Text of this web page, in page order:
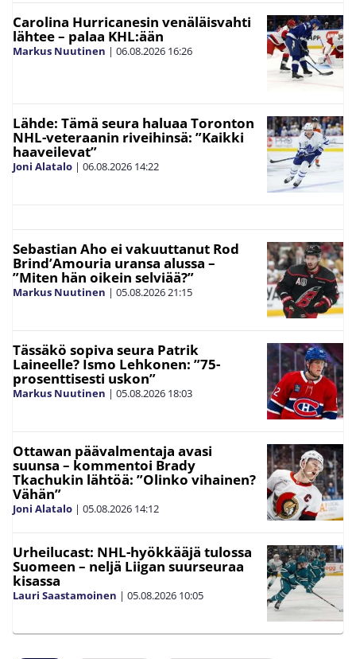
Carolina Hurricanesin venäläisvahti
lähtee – palaa KHL:ään
Markus Nuutinen | 06.08.2026 16:26
Lähde: Tämä seura haluaa Toronton
NHL-veteraanin riveihinsä: ”Kaikki
haaveilevat”
Joni Alatalo | 06.08.2026 14:22
Sebastian Aho ei vakuuttanut Rod
Brind’Amouria uransa alussa –
”Miten hän oikein selviää?”
Markus Nuutinen | 05.08.202621:15
Tässäkö sopiva seura Patrik
Laineelle? Ismo Lehkonen: ”75-
prosenttisesti uskon”
Markus Nuutinen | 05.08.2026 18:03
Ottawan päävalmentaja avasi
suunsa – kommentoi Brady
Tkachukin lähtöä: ”Olinko vihainen?
Vähän”
Joni Alatalo | 05.08.2026 14:12
Urheilucast: NHL-hyökkääjä tulossa
Suomeen – neljä Liigan suurseuraa
kisassa
Lauri Saastamoinen | 05.08.2026 10:05